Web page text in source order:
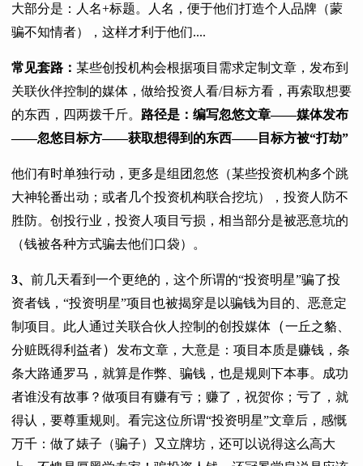
大部分是：人名+标题。人名，便于他们打造个人品牌（蒙
骗不知情者），这样才利于他们....
常见套路： 某些创投机构会根据项目需求定制文章，发布到
关联伙伴控制的媒体，做给投资人看/目标方看，再索取想要
的东西，四两拨千斤。 路径是：编写忽悠文章——媒体发布
——忽悠目标方——获取想得到的东西——目标方被“打劫”
他们有时单独行动，更多是组团忽悠（某些投资机构多个跳
大神轮番出动；或者几个投资机构联合挖坑），投资人防不
胜防。创投行业，投资人项目亏损，相当部分是被恶意坑的
（钱被各种方式骗去他们口袋）。
3、 前几天看到一个更绝的，这个所谓的“投资明星”骗了投
资者钱，“投资明星”项目也被揭穿是以骗钱为目的、恶意定
制项目。此人通过关联合伙人控制的创投媒体 （一丘之貉、
分赃既得利益者）
发布文章，大意是：项目本质是赚钱，条
条大路通罗马，就算是作弊、骗钱，也是规则下本事。成功
者谁没有故事？做项目有赚有亏；赚了，祝贺你；亏了，就
得认，要尊重规则。看完这位所谓“投资明星”文章后，感慨
万千：做了婊子（骗子）又立牌坊，还可以说得这么高大